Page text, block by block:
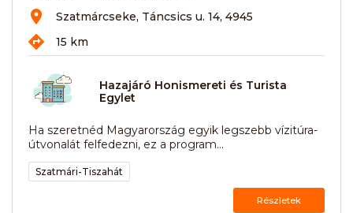
Szatmárcseke, Táncsics u. 14, 4945
15 km
Hazajáró Honismereti és Turista
Egylet
Ha szeretnéd Magyarország egyik legszebb vízitúra-
útvonalát felfedezni, ez a program...
Szatmári-Tiszahát
Részletek